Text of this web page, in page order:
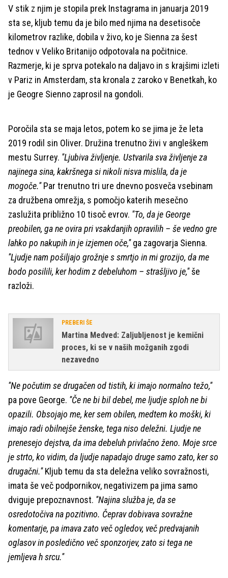
V stik z njim je stopila prek Instagrama in januarja 2019
sta se, kljub temu da je bilo med njima na desetisoče
kilometrov razlike, dobila v živo, ko je Sienna za šest
tednov v Veliko Britanijo odpotovala na počitnice.
Razmerje, ki je sprva potekalo na daljavo in s krajšimi izleti
v Pariz in Amsterdam, sta kronala z zaroko v Benetkah, ko
je Geogre Sienno zaprosil na gondoli.
Poročila sta se maja letos, potem ko se jima je že leta
2019 rodil sin Oliver. Družina trenutno živi v angleškem
mestu Surrey. ''Ljubiva življenje. Ustvarila sva življenje za
najinega sina, kakršnega si nikoli nisva mislila, da je
mogoče.''Par trenutno tri ure dnevno posveča vsebinam
za družbena omrežja, s pomočjo katerih mesečno
zaslužita približno 10 tisoč evrov. ''To, da je George
preobilen, ga ne ovira pri vsakdanjih opravilih – še vedno gre
lahko po nakupih in je izjemen oče,''ga zagovarja Sienna.
''Ljudje nam pošiljajo grožnje s smrtjo in mi grozijo, da me
bodo posilili, ker hodim z debeluhom – strašljivo je,''še
razloži.
PREBERI ŠE
Martina Medved: Zaljubljenost je kemični
proces, ki se v naših možganih zgodi
nezavedno
''Ne počutim se drugačen od tistih, ki imajo normalno težo,''
pa pove George. ''Če ne bi bil debel, me ljudje sploh ne bi
opazili. Obsojajo me, ker sem obilen, medtem ko moški, ki
imajo radi obilnejše ženske, tega niso deležni. Ljudje ne
prenesejo dejstva, da ima debeluh privlačno ženo. Moje srce
je strto, ko vidim, da ljudje napadajo druge samo zato, ker so
drugačni.''Kljub temu da sta deležna veliko sovražnosti,
imata še več podpornikov, negativizem pa jima samo
dviguje prepoznavnost. ''Najina služba je, da se
osredotočiva na pozitivno. Čeprav dobivava sovražne
komentarje, pa imava zato več ogledov, več predvajanih
oglasov in posledično več sponzorjev, zato si tega ne
jemljeva h srcu.''